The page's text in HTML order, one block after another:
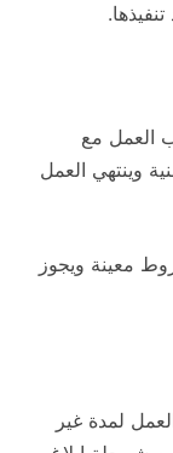
العمل مع
وينتهي العمل
معينة ويجوز
لمدة غير